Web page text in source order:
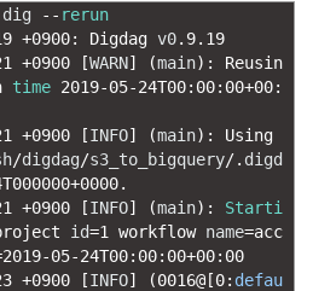
dig -- rerun
+0900: Digdag v0. 9.19
+0900 [WARN] (main) :
Reusin
time 2019-05-24T00: 00: 00+00:
+0900 [INFO] (main) :
/digdag/s3_to_bigquery/. digd
+0000.
+0900 [INFO] (main) :
Starti
id=1 workflow name=acc
2019-05-24T00: 00: 00+00: 00
+0900 [INFO] (0016@[0: defau